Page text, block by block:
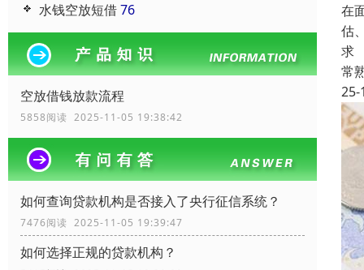
水钱空放短借76
空放借钱放款流程
5858阅读 2025-11-05 19:38:42
如何查询贷款机构是否接入了央行征信系统？
7476阅读 2025-11-05 19:39:47
如何选择正规的贷款机构？
在
估
求
常
25-